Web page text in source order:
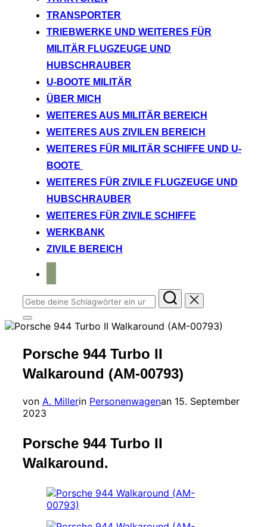
TRANSPORTER
TRIEBWERKE UND WEITERES FÜR
MILITÄR FLUGZEUGE UND
HUBSCHRAUBER
U-BOOTE MILITÄR
ÜBER MICH
WEITERES AUS MILITÄR BEREICH
WEITERES AUS ZIVILEN BEREICH
WEITERES FÜR MILITÄR SCHIFFE UND U-
BOOTE
WEITERES FÜR ZIVILE FLUGZEUGE UND
HUBSCHRAUBER
WEITERES FÜR ZIVILE SCHIFFE
WERKBANK
ZIVILE BEREICH
Suchen
nach:
Seitenleiste
&
umschalten
Porsche 944 Turbo II
Walkaround (AM-00793)
von A. Millerin Personenwagenan Veröffentlicht
15. September
2023
Porsche 944 Turbo II
Walkaround.